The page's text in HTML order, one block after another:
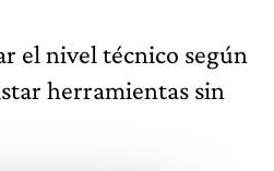
el nivel técnico según
herramientas sin